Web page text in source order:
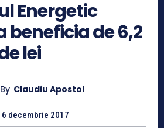
Energetic
beneficia de 6,2
lei
By Claudiu Apostol
decembrie 2017